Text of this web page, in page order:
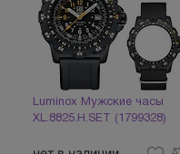
Luminox Мужские часы
XL.8825.H.SET (1799328)